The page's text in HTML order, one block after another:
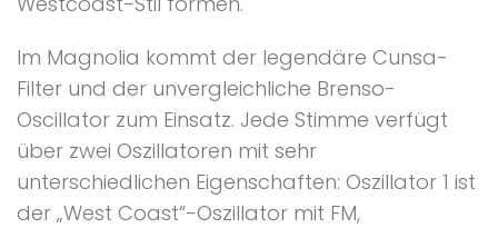
Im Magnolia kommt der legendäre Cunsa-
Filter und der unvergleichliche Brenso-
Oscillator zum Einsatz. Jede Stimme verfügt
über zwei Oszillatoren mit sehr
unterschiedlichen Eigenschaften: Oszillator 1 ist
der „West Coast“-Oszillator mit FM,